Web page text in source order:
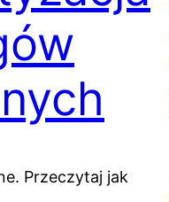
Przeczytaj jak